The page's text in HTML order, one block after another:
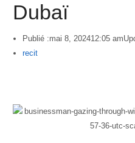
Dubaï
Publié :mai 8, 202412:05 am
Author
recit